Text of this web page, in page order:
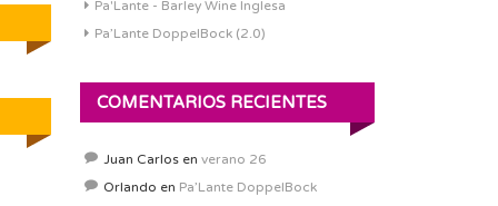
Pa'Lante - Barley Wine Inglesa
Pa’Lante DoppelBock (2.0)
COMENTARIOS RECIENTES
Juan Carlos en verano 26
Orlando en Pa’Lante DoppelBock